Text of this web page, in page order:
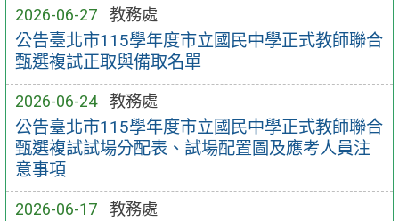
2026-06-27 教務處
公告臺北市115學年度市立國民中學正式教師聯合
甄選複試正取與備取名單
2026-06-24 教務處
公告臺北市115學年度市立國民中學正式教師聯合
甄選複試試場分配表、試場配置圖及應考人員注
意事項
2026-06-17 教務處